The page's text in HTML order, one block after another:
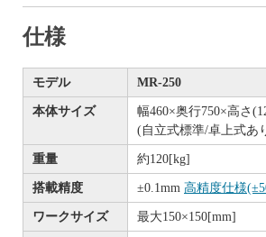
仕様
モデル MR-250
本体サイズ
幅460×奥行750×高さ
(自立式標準/卓上式あ
重量
約120[kg]
搭載精度
±0.1mm 高精度仕様
ワークサイズ
最大150×150[mm]